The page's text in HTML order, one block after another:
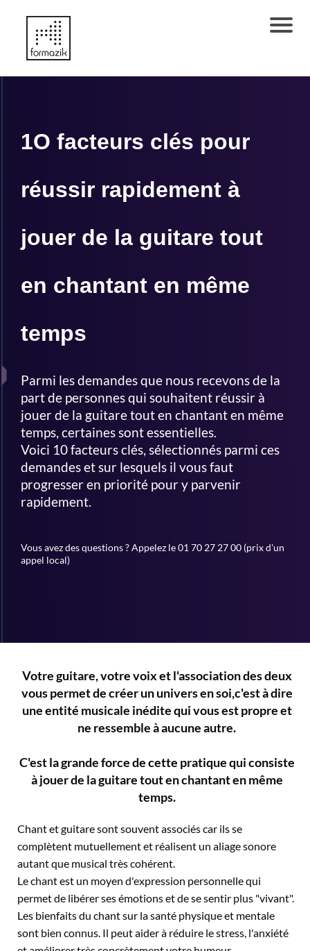
1O facteurs clés pour
réussir rapidement à
jouer de la guitare tout
en chantant en même
temps
Parmi les demandes que nous recevons de la
part de personnes qui souhaitent réussir à
jouer de la guitare tout en chantant en même
temps, certaines sont essentielles.
Voici 10 facteurs clés, sélectionnés parmi ces
demandes et sur lesquels il vous faut
progresser en priorité pour y parvenir
rapidement.
Vous avez des questions ? Appelez le 01 70 27 27 00 (prix d'un
appel local)
Votre guitare, votre voix et l'association des deux
vous permet de créer un univers en soi,c'est à dire
une entité musicale inédite qui vous est propre et
ne ressemble à aucune autre.
C'est la grande force de cette pratique qui consiste
à jouer de la guitare tout en chantant en même
temps.
Chant et guitare sont souvent associés car ils se
complètent mutuellement et réalisent un aliage sonore
autant que musical très cohérent.
Le chant est un moyen d'expression personnelle qui
permet de libérer ses émotions et de se sentir plus "vivant".
Les bienfaits du chant sur la santé physique et mentale
sont bien connus. Il peut aider à réduire le stress, l'anxiété